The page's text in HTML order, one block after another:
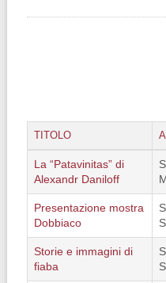
TITOLO
La “Patavinitas” di
Alexandr Daniloff
Presentazione mostra
Dobbiaco
Storie e immagini di
fiaba